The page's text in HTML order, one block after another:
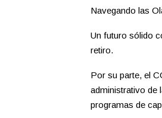
Navegando las
Un futuro sólido
retiro.
Por su parte, el
administrativo de
programas de